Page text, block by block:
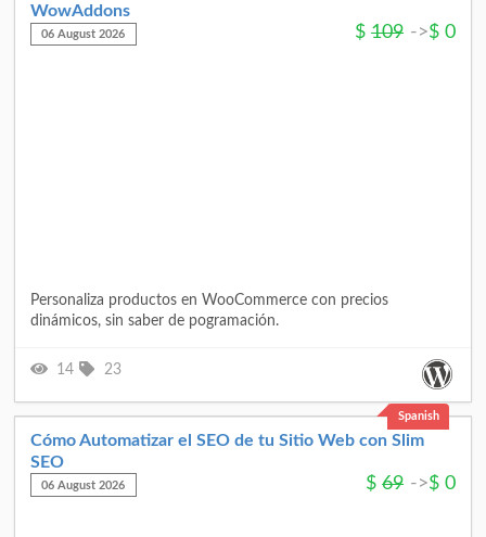
WowAddons
06 August 2026 $ 109 ->$ 0
Personaliza productos en WooCommerce con precios
dinámicos, sin saber de pogramación.
14 23
Spanish
Cómo Automatizar el SEO de tu Sitio Web con Slim
SEO
06 August 2026 $ 69 ->$ 0